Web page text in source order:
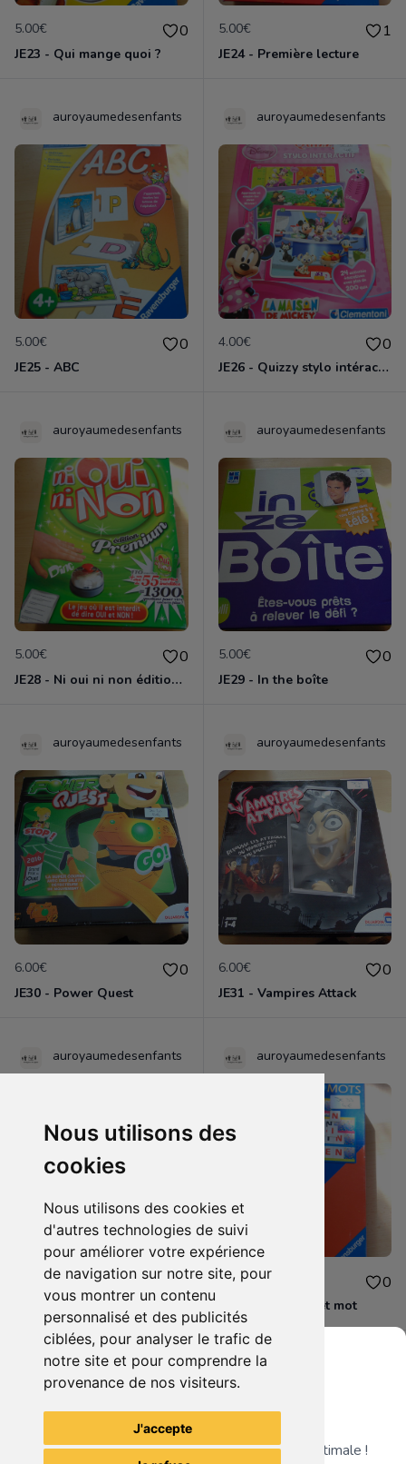
Nous utilisons des
cookies
Nous utilisons des cookies et
d'autres technologies de suivi
pour améliorer votre expérience
de navigation sur notre site, pour
vous montrer un contenu
personnalisé et des publicités
ciblées, pour analyser le trafic de
notre site et pour comprendre la
provenance de nos visiteurs.
J'accepte
5.00€ 0
JE23 - Qui mange quoi ?
5.00€ 1
JE24 - Première lecture
auroyaumedesenfants
5.00€ 0
JE25 - ABC
auroyaumedesenfants
4.00€ 0
JE26 - Quizzy stylo intéractif La maison de Mickey
auroyaumedesenfants
5.00€ 0
JE28 - Ni oui ni non édition Premium
auroyaumedesenfants
5.00€ 0
JE29 - In the boîte
auroyaumedesenfants
6.00€ 0
JE30 - Power Quest
auroyaumedesenfants
6.00€ 0
JE31 - Vampires Attack
auroyaumedesenfants
5.00€ 0
JE32 - Bienvenue chez les ch'tis
auroyaumedesenfants
4.00€ 0
JE33 - Alphabet et mot
Voir tous les articles du vendeur
Grenier du Geek
Télécharge notre app pour une expérience optimale !